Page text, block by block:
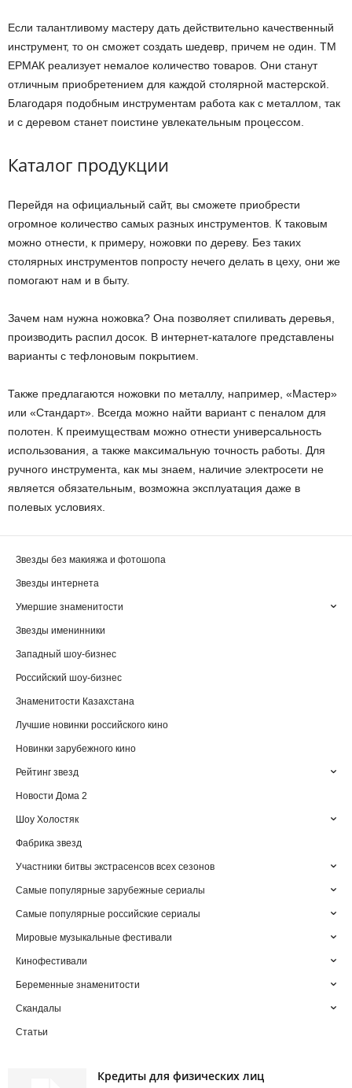
Если талантливому мастеру дать действительно качественный
инструмент, то он сможет создать шедевр, причем не один. ТМ
ЕРМАК реализует немалое количество товаров. Они станут
отличным приобретением для каждой столярной мастерской.
Благодаря подобным инструментам работа как с металлом, так
и с деревом станет поистине увлекательным процессом.
Каталог продукции
Перейдя на официальный сайт, вы сможете приобрести
огромное количество самых разных инструментов. К таковым
можно отнести, к примеру, ножовки по дереву. Без таких
столярных инструментов попросту нечего делать в цеху, они же
помогают нам и в быту.
Зачем нам нужна ножовка? Она позволяет спиливать деревья,
производить распил досок. В интернет-каталоге представлены
варианты с тефлоновым покрытием.
Также предлагаются ножовки по металлу, например, «Мастер»
или «Стандарт». Всегда можно найти вариант с пеналом для
полотен. К преимуществам можно отнести универсальность
использования, а также максимальную точность работы. Для
ручного инструмента, как мы знаем, наличие электросети не
является обязательным, возможна эксплуатация даже в
полевых условиях.
Звезды без макияжа и фотошопа
Звезды интернета
Умершие знаменитости
Звезды именинники
Западный шоу-бизнес
Российский шоу-бизнес
Знаменитости Казахстана
Лучшие новинки российского кино
Новинки зарубежного кино
Рейтинг звезд
Новости Дома 2
Шоу Холостяк
Фабрика звезд
Участники битвы экстрасенсов всех сезонов
Самые популярные зарубежные сериалы
Самые популярные российские сериалы
Мировые музыкальные фестивали
Кинофестивали
Беременные знаменитости
Скандалы
Статьи
Кредиты для физических лиц